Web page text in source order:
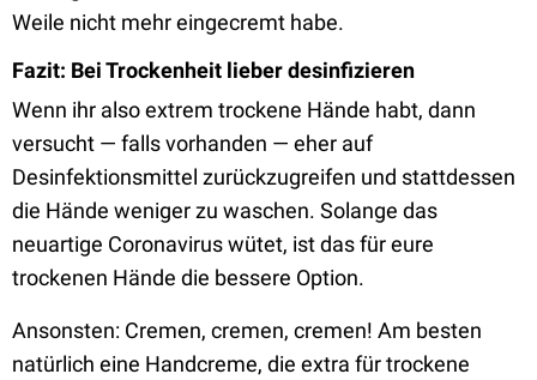
Weile nicht mehr eingecremt habe.
Fazit: Bei Trockenheit lieber desinfizieren
Wenn ihr also extrem trockene Hände habt, dann
versucht — falls vorhanden — eher auf
Desinfektionsmittel zurückzugreifen und stattdessen
die Hände weniger zu waschen. Solange das
neuartige Coronavirus wütet, ist das für eure
trockenen Hände die bessere Option.
Ansonsten: Cremen, cremen, cremen! Am besten
natürlich eine Handcreme, die extra für trockene